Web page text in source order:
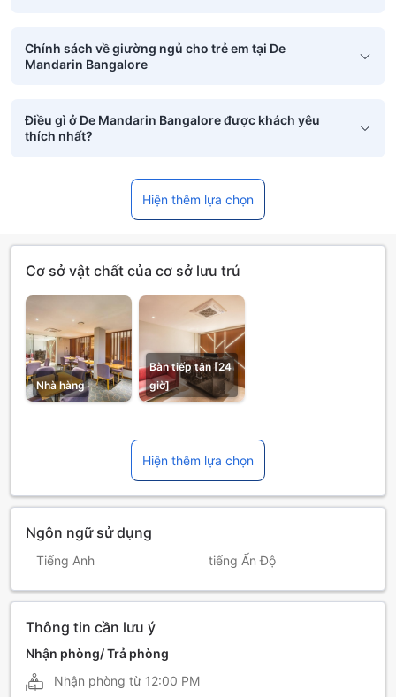
Chính sách về giường ngủ cho trẻ em tại De
Mandarin Bangalore
Điều gì ở De Mandarin Bangalore được khách yêu
thích nhất?
Hiện thêm lựa chọn
Cơ sở vật chất của cơ sở lưu trú
Nhà hàng
Bàn tiếp tân [24
giờ]
Hiện thêm lựa chọn
Ngôn ngữ sử dụng
Tiếng Anh tiếng Ấn Độ
Thông tin cần lưu ý
Nhận phòng/ Trả phòng
Nhận phòng từ 12:00 PM